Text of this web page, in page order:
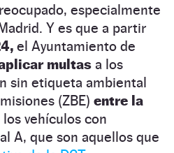
especialmente
Y es que a partir
el Ayuntamiento de
multas a los
sin etiqueta ambiental
(ZBE) entre la
los vehículos con
A, que son aquellos que